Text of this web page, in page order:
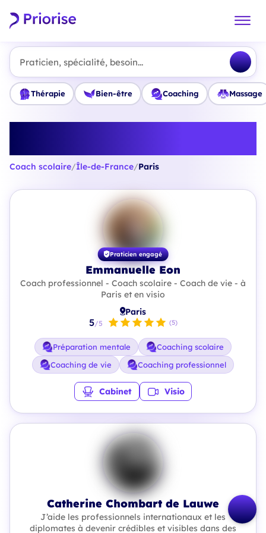
Praticien, spécialité, besoin...
Thérapie Bien-être Coaching Massage
Coach scolaire/Île-de-France/Paris
Praticien engagé
Emmanuelle Eon
Coach professionnel - Coach scolaire - Coach de vie - à
Paris et en visio
Paris
5/5 (5)
Préparation mentale
Coaching scolaire
Coaching de vie
Coaching professionnel
Cabinet Visio
Catherine Chombart de Lauwe
J’aide les professionnels internationaux et les
diplomates à devenir crédibles et visibles dans des